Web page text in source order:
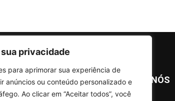
privacidade
para aprimorar sua experiência de
anúncios ou conteúdo personalizado e
Ao clicar em “Aceitar todos”, você
SOBRE NÓS